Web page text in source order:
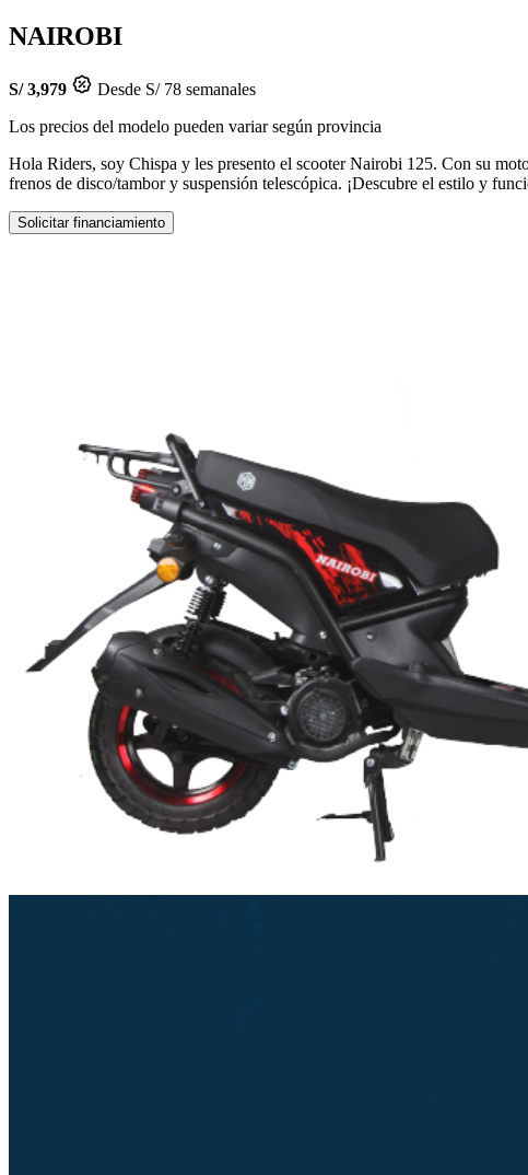
NAIROBI
S/ 3,979
Desde S/ 78 semanales
Los precios del modelo pueden variar según provincia
Hola Riders, soy Chispa y les presento el scooter Nairobi 125. Con su
frenos de disco/tambor y suspensión telescópica. ¡Descubre el estilo y
Solicitar financiamiento